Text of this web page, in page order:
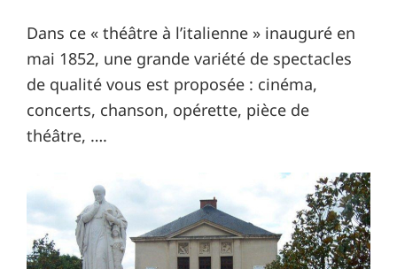
Dans ce « théâtre à l’italienne » inauguré en
mai 1852, une grande variété de spectacles
de qualité vous est proposée : cinéma,
concerts, chanson, opérette, pièce de
théâtre, ….